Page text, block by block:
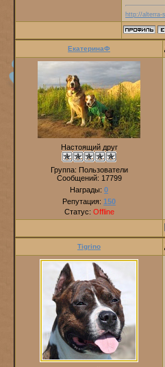
http://alterra-
ЕкатеринаФ
Настоящий друг
Группа: Пользователи
Сообщений: 17799
Награды: 0
Репутация: 150
Статус: Offline
Tigrino